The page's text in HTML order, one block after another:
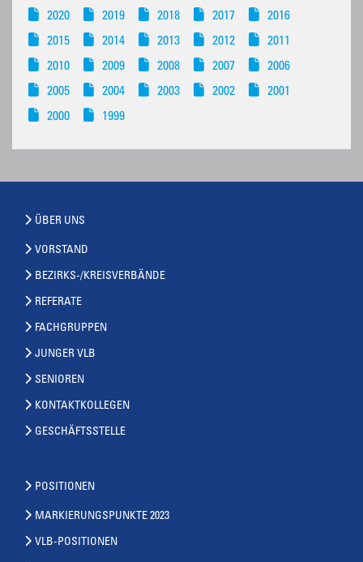
2020
2019 2018 2017
2016
2015
2014 2013 2012
2011
2010
2009 2008 2007
2006
2005
2004 2003 2002
2001
2000
1999
ÜBER UNS
VORSTAND
BEZIRKS-/KREISVERBÄNDE
REFERATE
FACHGRUPPEN
JUNGER VLB
SENIOREN
KONTAKTKOLLEGEN
GESCHÄFTSSTELLE
POSITIONEN
MARKIERUNGSPUNKTE 2023
VLB-POSITIONEN